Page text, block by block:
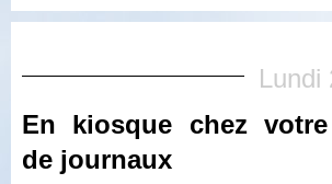
Lundi
En kiosque chez votre
de journaux